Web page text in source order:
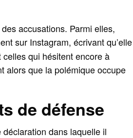
accusations. Parmi elles,
sur Instagram, écrivant qu’elle
qui hésitent encore à
alors que la polémique occupe
de défense
dans laquelle il